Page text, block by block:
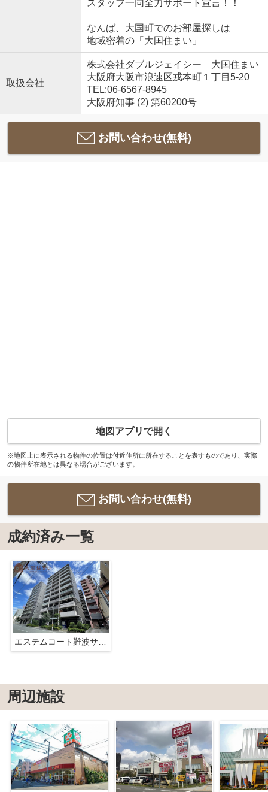
スタッフ一同全力サポート宣言！！
なんば、大国町でのお部屋探しは
地域密着の「大国住まい」
取扱会社
株式会社ダブルジェイシー 大国住まい
大阪府大阪市浪速区戎本町１丁目5-20
TEL:06-6567-8945
大阪府知事 (2) 第60200号
お問い合わせ(無料)
地図アプリで開く
※地図上に表示される物件の位置は付近住所に所在することを表すものであり、実際
の物件所在地とは異なる場合がございます。
お問い合わせ(無料)
成約済み一覧
エステムコート難波サウスプレイスIVパークグレイス
周辺施設